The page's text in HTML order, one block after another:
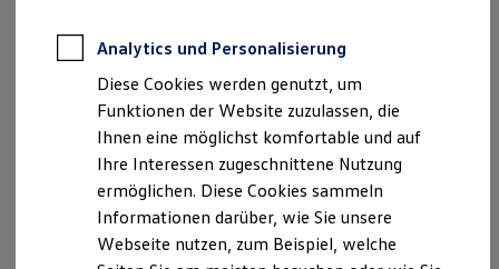
Online-Fahrzeugbewertung
E-Auto-Förderung
Für Privatkunden
Für Gewerbekunden
Profi Paket
TopDeal
Gebrauchtwagen
ProfiPartner für Gebrauchtwagen
Zertifizierte Gebrauchtwagen
Finanzierung
Analytics und Personalisierung
Diese Cookies werden genutzt, um
Funktionen der Website zuzulassen, die
Ihnen eine möglichst komfortable und auf
Ihre Interessen zugeschnittene Nutzung
ermöglichen. Diese Cookies sammeln
Informationen darüber, wie Sie unsere
Webseite nutzen, zum Beispiel, welche